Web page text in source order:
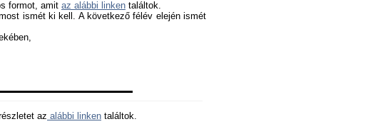
formot, amit az alábbi linken találtok.
ismét ki kell. A következő félév elején ismét
az alábbi linken találtok.